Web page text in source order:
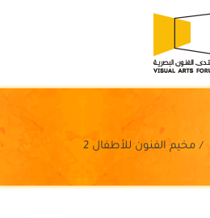
مخيم الفنون للأطفال 2